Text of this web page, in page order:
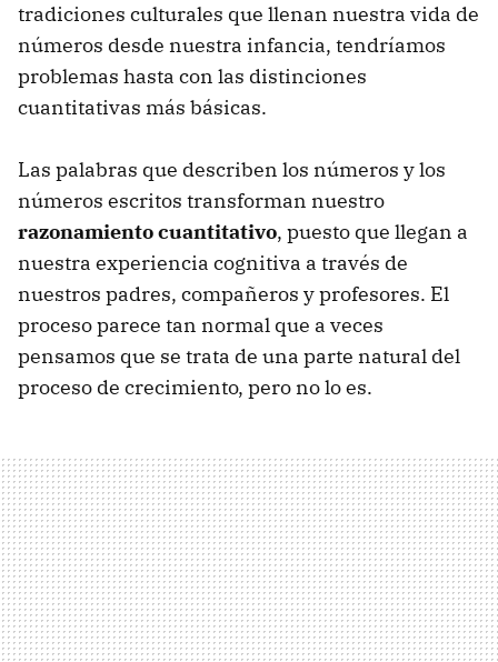
tradiciones culturales que llenan nuestra vida de
números desde nuestra infancia, tendríamos
problemas hasta con las distinciones
cuantitativas más básicas.
Las palabras que describen los números y los
números escritos transforman nuestro
razonamiento cuantitativo, puesto que llegan a
nuestra experiencia cognitiva a través de
nuestros padres, compañeros y profesores. El
proceso parece tan normal que a veces
pensamos que se trata de una parte natural del
proceso de crecimiento, pero no lo es.